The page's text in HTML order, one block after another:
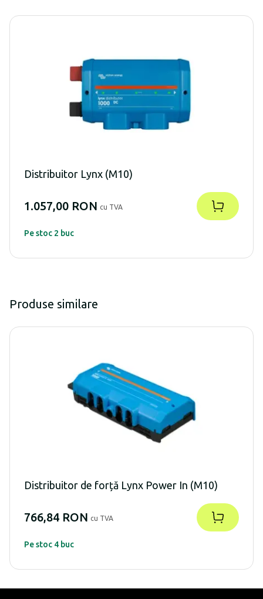
Distribuitor Lynx (M10)
1.057,00 RON cu TVA
Pe stoc 2 buc
Produse similare
Distribuitor de forță Lynx Power In (M10)
766,84 RON cu TVA
Pe stoc 4 buc